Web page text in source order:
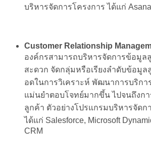
บริหารจัดการโครงการ ได้แก่
Customer Relationship
องค์กรสามารถบริหารจัดการข้อมูล
สะดวก จัดกลุ่มหรือเรียงลำดับข้อมูล
อดในการวิเคราะห์ พัฒนาการบริกา
แม่นยำตอบโจทย์มากขึ้น ไปจนถึงก
ลูกค้า ตัวอย่างโปรแกรมบริหารจัด
ได้แก่ Salesforce, Microsoft
CRM